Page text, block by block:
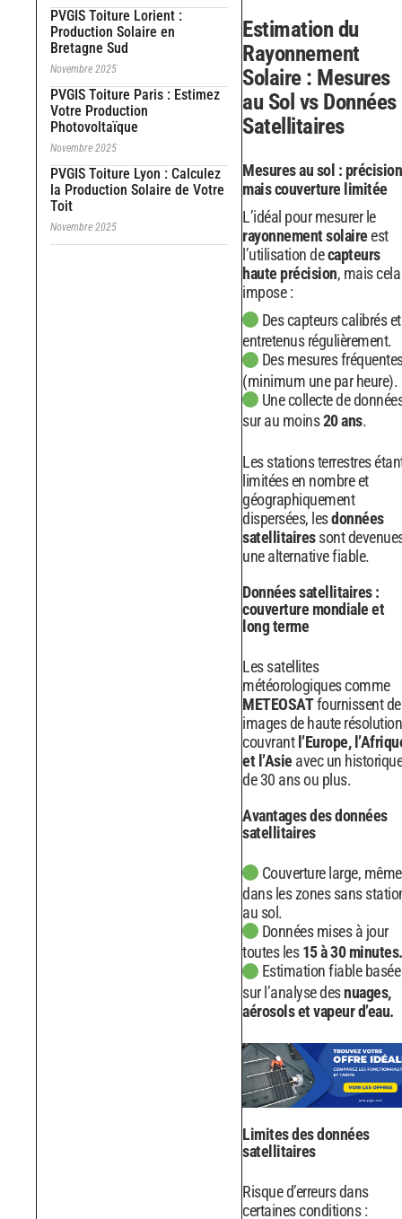
PVGIS Toiture Lorient :
Production Solaire en
Bretagne Sud
Novembre 2025
PVGIS Toiture Paris : Estimez
Votre Production
Photovoltaïque
Novembre 2025
PVGIS Toiture Lyon : Calculez
la Production Solaire de Votre
Toit
Novembre 2025
Estimation du
Rayonnement
Solaire : Mesures
au Sol vs Données
Satellitaires
Mesures au sol : précision
mais couverture limitée
L’idéal pour mesurer le
rayonnement solaireest
l’utilisation decapteurs
haute précision, mais cela
impose :
Des capteurs calibrés et
entretenus régulièrement.
Des mesures
(minimum une par heure).
Une collecte de
sur au moins20 ans.
Les stations terrestres
limitées en nombre et
géographiquement
dispersées, lesdonnées
satellitairessont
une alternative fiable.
Données satellitaires :
couverture mondiale et
long terme
Les satellites
météorologiques comme
METEOSATfournissent
images de haute résolution
couvrantl’Europe,
et l’Asie avec un historique
de 30 ans ou plus.
Avantages des données
satellitaires
Couverture large, même
dans les zones sans
au sol.
Données mises à jour
toutes les15 à 30 minutes.
Estimation fiable basée
sur l’analyse desnuages,
aérosols et vapeur d’eau.
Limites des données
satellitaires
Risque d’erreurs dans
certaines conditions :